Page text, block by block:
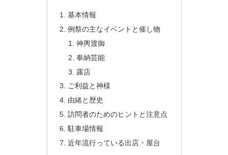
基本情報
例祭の主なイベントと催し物
神輿渡御
奉納芸能
露店
ご利益と神様
由緒と歴史
訪問者のためのヒントと注意点
駐車場情報
近年流行っている出店・屋台